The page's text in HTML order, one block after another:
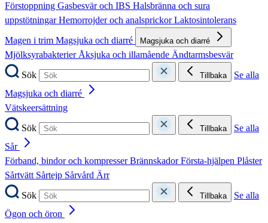
Förstoppning Gasbesvär och IBS Halsbränna och sura
uppstötningarHemorrojder och analsprickorLaktosintolerans
Magen i trim Magsjuka och diarré Magsjuka och diarré
MjölksyrabakterierÅksjuka och illamående Ändtarmsbesvär
Sök
Tillbaka
Se alla
Magsjuka och diarré
Vätskeersättning
Sök
Tillbaka
Se alla
Sår
Förband, bindor och kompresserBrännskadorFörsta-hjälpen Plåster
Sårtvätt Sårtejp Sårvård Ärr
Sök
Tillbaka
Se alla
Ögon och öron